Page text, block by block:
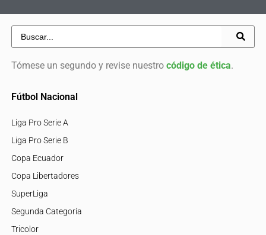
Tómese un segundo y revise nuestro código de ética.
Fútbol Nacional
Liga Pro Serie A
Liga Pro Serie B
Copa Ecuador
Copa Libertadores
SuperLiga
Segunda Categoría
Tricolor